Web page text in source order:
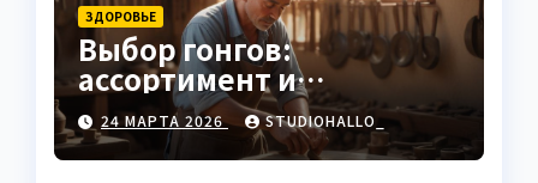
ЗДОРОВЬЕ
Выбор гонгов:
ассортимент и
характеристики
24 МАРТА 2026 STUDIOHALLO_